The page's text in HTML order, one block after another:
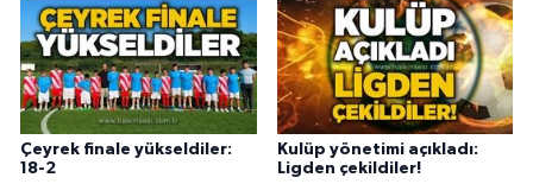
Çeyrek finale yükseldiler:
18-2
Kulüp yönetimi açıkladı:
Ligden çekildiler!